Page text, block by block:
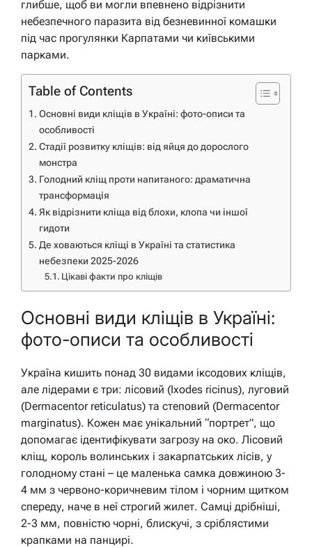
глибше, щоб ви могли впевнено відрізнити
небезпечного паразита від безневинної комашки
під час прогулянки Карпатами чи київськими
парками.
Table of Contents
Основні види кліщів в Україні: фото-описи та
особливості
Стадії розвитку кліщів: від яйця до дорослого
монстра
Голодний кліщ проти напитаного: драматична
трансформація
Як відрізнити кліща від блохи, клопа чи іншої
гидоти
Де ховаються кліщі в Україні та статистика
небезпеки 2025-2026
Цікаві факти про кліщів
Основні види кліщів в Україні:
фото-описи та особливості
Україна кишить понад 30 видами іксодових кліщів,
але лідерами є три: лісовий (Ixodes ricinus), луговий
(Dermacentor reticulatus) та степовий (Dermacentor
marginatus). Кожен має унікальний “портрет”, що
допомагає ідентифікувати загрозу на око. Лісовий
кліщ, король волинських і закарпатських лісів, у
голодному стані – це маленька самка довжиною 3-
4 мм з червоно-коричневим тілом і чорним щитком
спереду, наче в неї строгий жилет. Самці дрібніші,
2-3 мм, повністю чорні, блискучі, з сріблястими
крапками на панцирі.